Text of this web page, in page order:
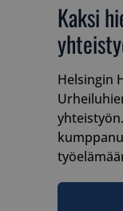
Kaksi
Helsingin